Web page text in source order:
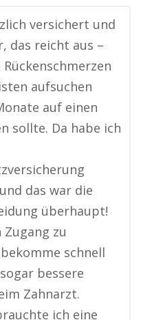
versichert und
das reicht aus –
aufsuchen
auf einen
sollte. Da habe ich
das war die
überhaupt!
Zugang zu
schnell
bessere
Zahnarzt.
ich eine